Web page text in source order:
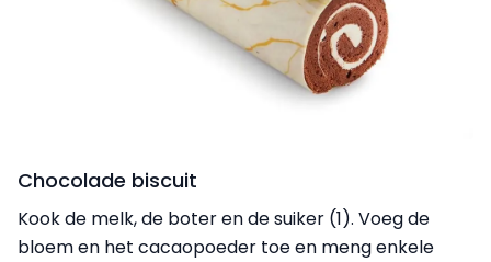
Chocolade biscuit
Kook de melk, de boter en de suiker (1). Voeg de
bloem en het cacaopoeder toe en meng enkele